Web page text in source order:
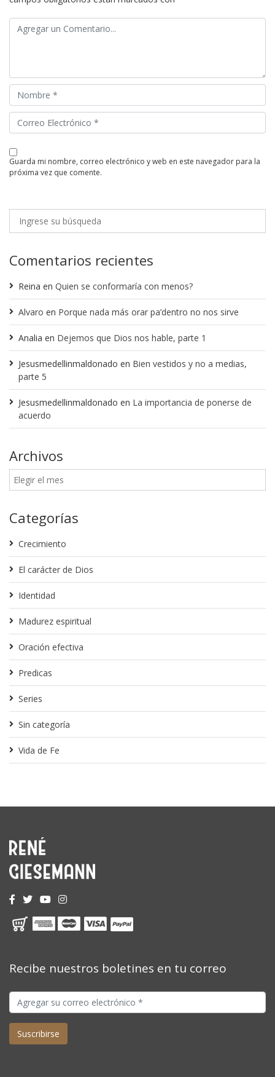
guarda mi nombre, correo electrónico y web en este navegador para la
próxima vez que comente.
Comentarios recientes
Reina en Quien se conformaría con menos?
Alvaro en Porque nada más orar pa’dentro no nos sirve
Analia en Dejemos que Dios nos hable, parte 1
Jesusmedellinmaldonado en Bien vestidos y no a medias,
parte 5
Jesusmedellinmaldonado en La importancia de ponerse de
acuerdo
Archivos
Categorías
Crecimiento
El carácter de Dios
Identidad
Madurez espiritual
Oración efectiva
Predicas
Series
Sin categoría
Vida de Fe
Recibe nuestros boletines en tu correo